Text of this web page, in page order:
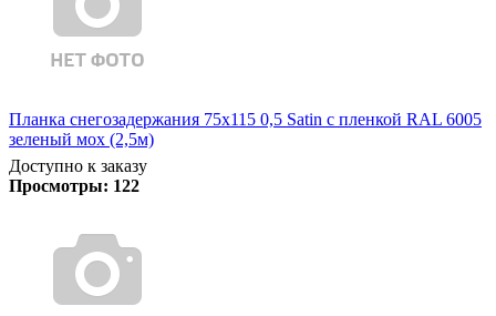
Планка снегозадержания 75х115 0,5 Satin с пленкой RAL 6005
зеленый мох (2,5м)
Доступно к заказу
Просмотры: 122